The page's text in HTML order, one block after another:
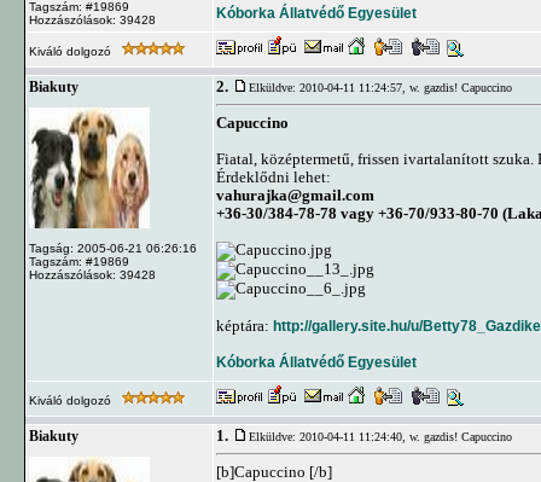
Tagszám: #19869
Hozzászólások: 39428
Kóborka Állatvédő Egyesület
Kiváló dolgozó
Biakuty
Tagság: 2005-06-21 06:26:16
Tagszám: #19869
Hozzászólások: 39428
2. Elküldve: 2010-04-11 11:24:57, w. gazdis! Capuccino
Capuccino
Fiatal, középtermetű, frissen ivartalanított
Érdeklődni lehet:
vahurajka@gmail.com
+36-30/384-78-78 vagy +36-70/933-80-70
képtára: http://gallery.site.hu/u/
Kóborka Állatvédő Egyesület
Kiváló dolgozó
Biakuty 1. Elküldve: 2010-04-11 11:24:40, w. gazdis! Capuccino
[b]Capuccino [/b]